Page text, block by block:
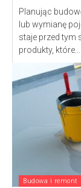
Planując
lub wymianę
staje przed tym
produkty, które...
Budowa i remont